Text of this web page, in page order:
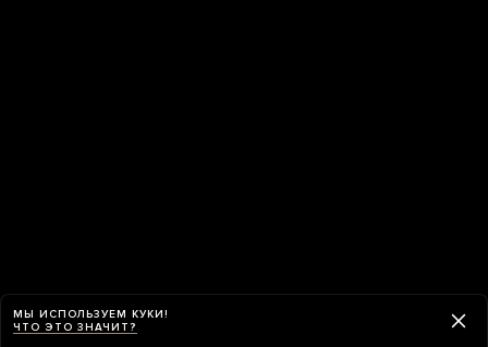
МЫ ИСПОЛЬЗУЕМ КУКИ!
ЧТО ЭТО ЗНАЧИТ?